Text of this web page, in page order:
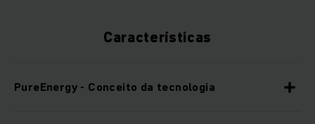
Características
PureEnergy - Conceito da tecnologia